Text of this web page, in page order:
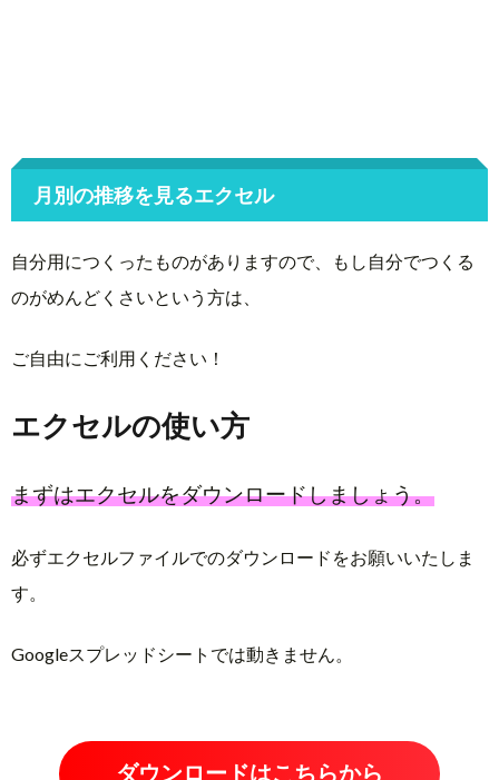
月別の推移を見るエクセル
自分用につくったものがありますので、もし自分でつくる
のがめんどくさいという方は、
ご自由にご利用ください！
エクセルの使い方
まずはエクセルをダウンロードしましょう。
必ずエクセルファイルでのダウンロードをお願いいたしま
す。
Googleスプレッドシートでは動きません。
ダウンロードはこちらから